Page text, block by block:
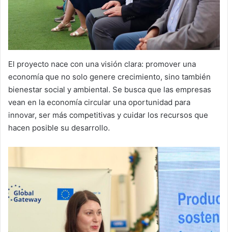
El proyecto nace con una visión clara: promover una
economía que no solo genere crecimiento, sino también
bienestar social y ambiental. Se busca que las empresas
vean en la economía circular una oportunidad para
innovar, ser más competitivas y cuidar los recursos que
hacen posible su desarrollo.